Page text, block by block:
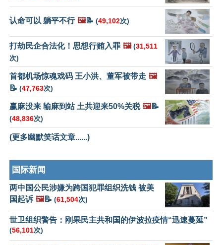
认命可以 躺平不行 🖼️📝 (49,102次)
打劫民企合法化！思想行贿入罪 🖼️ (31,511
次)
首都机场惊魂戏码 王小洪、董军被带走 🖼️
📝 (47,763次)
赢麻没来 输麻到站 土共迎来50%关税 🖼️📝
(48,836次)
(更多幽默笑话文章......)
国际新闻
两中国公民涉嫌为跨国犯罪组织洗钱 被美
国起诉 🖼️📝 (61,504次)
世卫组织警告：刚果民主共和国的伊波拉疫情“迅速蔓延”
(56,101次)